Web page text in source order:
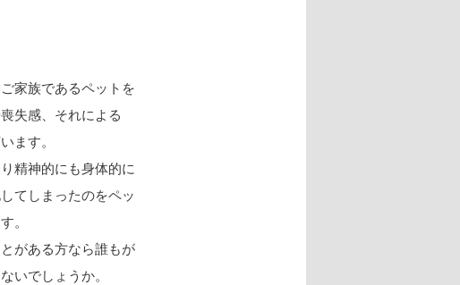
家族であるペットを
失感、それによる
ます。
精神的にも身体的に
てしまったのをペッ
。
がある方なら誰もが
いでしょうか。